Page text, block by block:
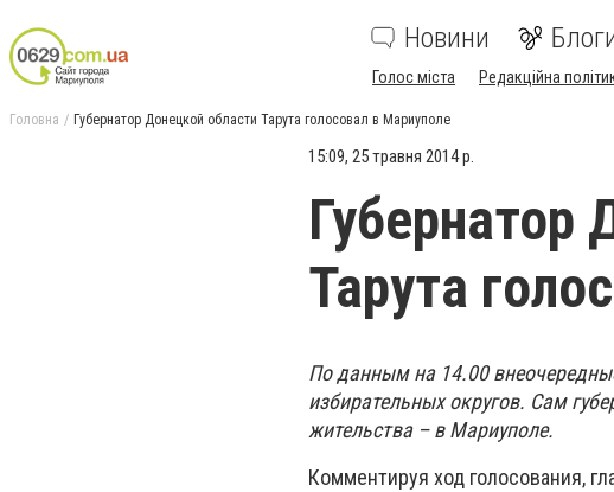
Новини
Голос міста Редакційна
Головна Губернатор Донецкой области Тарута голосовал в Мариуполе
15:09, 25 травня 2014 р.
Губернатор
Тарута
По данным на 14.00
избирательных округов. Сам
жительства – в Мариуполе.
Комментируя ход голосования,